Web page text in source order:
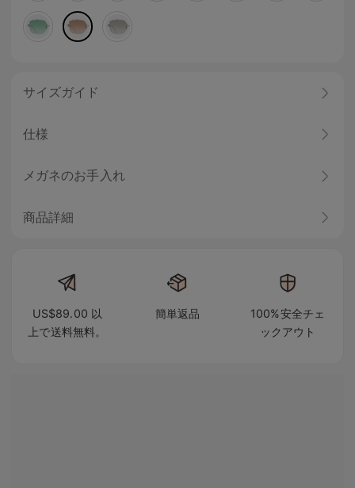
サイズガイド
仕様
メガネのお手入れ
商品詳細
US$89.00 以
上で送料無料。
簡単返品
100%安全チェ
ックアウト